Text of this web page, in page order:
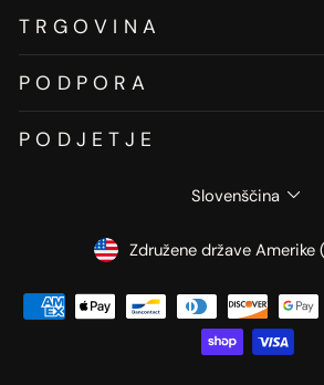
TRGOVINA
PODPORA
PODJETJE
JEZIK
Slovenščina
VALUTA
Združene države Amerike